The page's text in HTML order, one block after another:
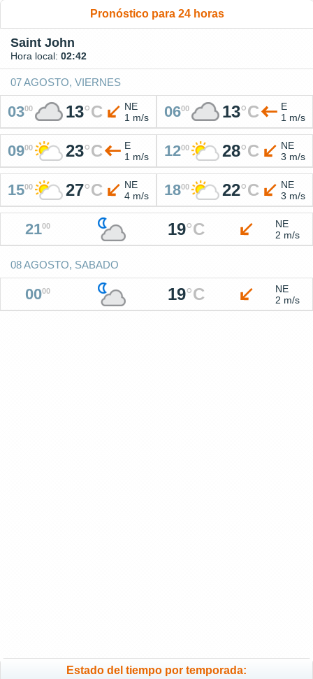
Pronóstico para 24 horas
Saint John
Hora local: 02:42
07 AGOSTO, VIERNES
0300 13°C
NE
1 m/s
0600 13°C
E
1 m/s
0900 23°C
E
1 m/s
1200 28°C
NE
3 m/s
1500 27°C
NE
4 m/s
1800 22°C
NE
3 m/s
2100 19°C
NE
2 m/s
08 AGOSTO, SABADO
0000 19°C
NE
2 m/s
Estado del tiempo por temporada: